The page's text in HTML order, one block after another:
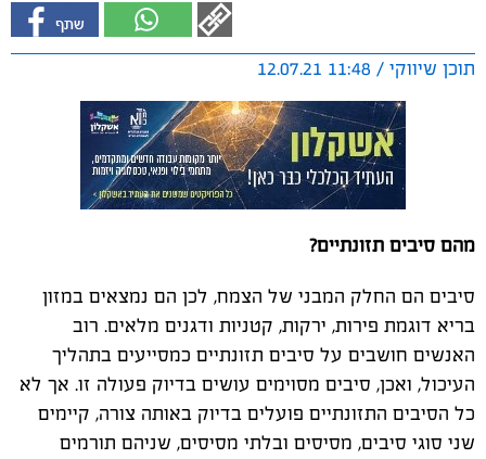
תוכן שיווקי / 11:48 12.07.21
מהם סיבים תזונתיים?
סיבים הם החלק המבני של הצמח, לכן הם נמצאים במזון
בריא דוגמת פירות, ירקות, קטניות ודגנים מלאים. רוב
האנשים חושבים על סיבים תזונתיים כמסייעים בתהליך
העיכול, ואכן, סיבים מסוימים עושים בדיוק פעולה זו. אך לא
כל הסיבים התזונתיים פועלים בדיוק באותה צורה, קיימים
שני סוגי סיבים, מסיסים ובלתי מסיסים, שניהם תורמים